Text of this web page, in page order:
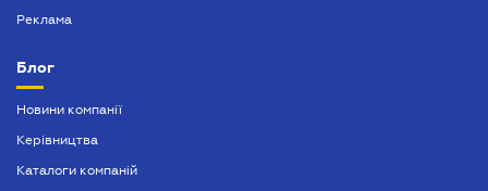
Реклама
Блог
Новини компанії
Керівництва
Каталоги компаній